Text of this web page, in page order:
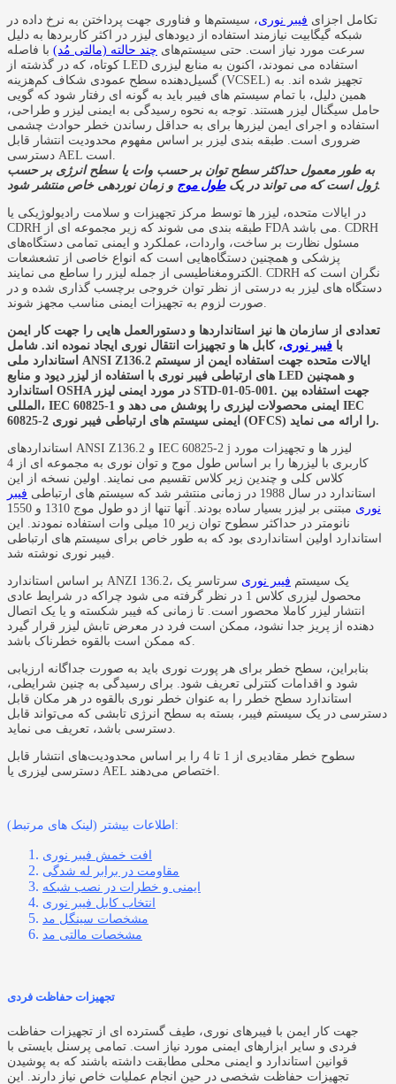
تکامل اجزای فیبر نوری، سیستم‌ها و فناوری جهت پرداختن به نرخ داده در
شبکه گیگابیت نیازمند استفاده از دیودهای لیزر در اکثر کاربردها به دلیل
سرعت مورد نیاز است. حتی سیستم‌های چند حالته (مالتی مُد) با فاصله
کوتاه، که در گذشته از LED استفاده می نمودند، اکنون به منابع لیزری
گسیل‌دهنده سطح عمودی شکاف کم‌هزینه (VCSEL) تجهیز شده اند. به
همین دلیل، با تمام سیستم های فیبر باید به گونه ای رفتار شود که گویی
حامل سیگنال لیزر هستند. توجه به نحوه رسیدگی به ایمنی لیزر و طراحی،
استفاده و اجرای ایمن لیزرها برای به حداقل رساندن خطر حوادث چشمی
ضروری است. طبقه بندی لیزر بر اساس مفهوم محدودیت انتشار قابل
به طور معمول حداکثر سطح توان بر حسب وات یا سطح انرژی بر حسب
ژول است که می تواند در یکطول موج و زمان نوردهی خاص منتشر شود.
در ایالات متحده، لیزر ها توسط مرکز تجهیزات و سلامت رادیولوژیکی یا
CDRH طبقه بندی می شوند که زیر مجموعه ای از FDA می باشد. CDRH
مسئول نظارت بر ساخت، واردات، عملکرد و ایمنی تمامی دستگاه‌های
پزشکی و همچنین دستگاه‌هایی است که انواع خاصی از تشعشعات
الکترومغناطیسی از جمله لیزر را ساطع می نمایند. CDRH نگران است که
دستگاه های لیزر به درستی از نظر توان خروجی برچسب گذاری شده و در
تعدادی از سازمان ها نیز استانداردها و دستورالعمل هایی را جهت کار ایمن
با فیبر نوری، کابل ها و تجهیزات انتقال نوری ایجاد نموده اند. شامل
استاندارد ملی ANSI Z136.2 ایالات متحده جهت استفاده ایمن از سیستم
های ارتباطی فیبر نوری با استفاده از لیزر دیود و منابع LED و همچنین
استاندارد OSHA در مورد ایمنی لیزر STD-01-05-001. جهت استفاده بین
المللی، IEC 60825-1 ایمنی محصولات لیزری را پوشش می دهد و IEC
60825-2 ایمنی سیستم های ارتباطی فیبر نوری (OFCS) را ارائه می نماید.
استانداردهای ANSI Z136.2 و IEC 60825-2 j لیزر ها و تجهیزات مورد
کاربری با لیزرها را بر اساس طول موج و توان نوری به مجموعه ای از 4
کلاس کلی و چندین زیر کلاس تقسیم می نمایند. اولین نسخه از این
استاندارد در سال 1988 در زمانی منتشر شد که سیستم های ارتباطی
فیبر
نوری
مبتنی بر لیزر بسیار ساده بودند. آنها تنها از دو طول موج 1310 و 1550
نانومتر در حداکثر سطوح توان زیر 10 میلی وات استفاده نمودند. این
استاندارد اولین استانداردی بود که به طور خاص برای سیستم های ارتباطی
بر اساس استاندارد ANZI 136.2، یک سیستم فیبر نوری سرتاسر یک
محصول لیزری کلاس 1 در نظر گرفته می شود چراکه در شرایط عادی
انتشار لیزر کاملا محصور است. تا زمانی که فیبر شکسته و یا یک اتصال
دهنده از پریز جدا نشود، ممکن است فرد در معرض تابش لیزر قرار گیرد
بنابراین، سطح خطر برای هر پورت نوری باید به صورت جداگانه ارزیابی
شود و اقدامات کنترلی تعریف شود. برای رسیدگی به چنین شرایطی،
استاندارد سطح خطر را به عنوان خطر نوری بالقوه در هر مکان قابل
دسترسی در یک سیستم فیبر، بسته به سطح انرژی تابشی که می‌تواند قابل
سطوح خطر مقادیری از 1 تا 4 را بر اساس محدودیت‌های انتشار قابل
اطلاعات بیشتر (لینک های مرتبط):
افت خمش فیبر نوری
مقاومت در برابر له شدگی
ایمنی و خطرات در نصب شبکه
انتخاب کابل فیبر نوری
مشخصات سینگل مد
مشخصات مالتی مد
تجهیزات حفاظت فردی
جهت کار ایمن با فیبرهای نوری، طیف گسترده ای از تجهیزات حفاظت
فردی و سایر ابزارهای ایمنی مورد نیاز است. تمامی پرسنل بایستی با
قوانین استاندارد و ایمنی محلی مطابقت داشته باشند که به پوشیدن
تجهیزات حفاظت شخصی در حین انجام عملیات خاص نیاز دارند. این